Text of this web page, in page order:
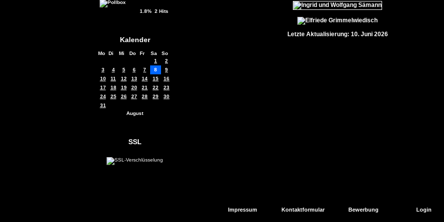
1.8% 2 Hits
Kalender
Mo Di Mi Do Fr Sa
So
1
2
3
4 5 6 7 8
9
10
11 12 13 14 15
16
17
18 19 20 21 22
23
24
25 26 27 28 29
30
31
August
SSL
Letzte Aktualisierung: 10. Juni 2026
Impressum Kontaktformular Bewerbung Login